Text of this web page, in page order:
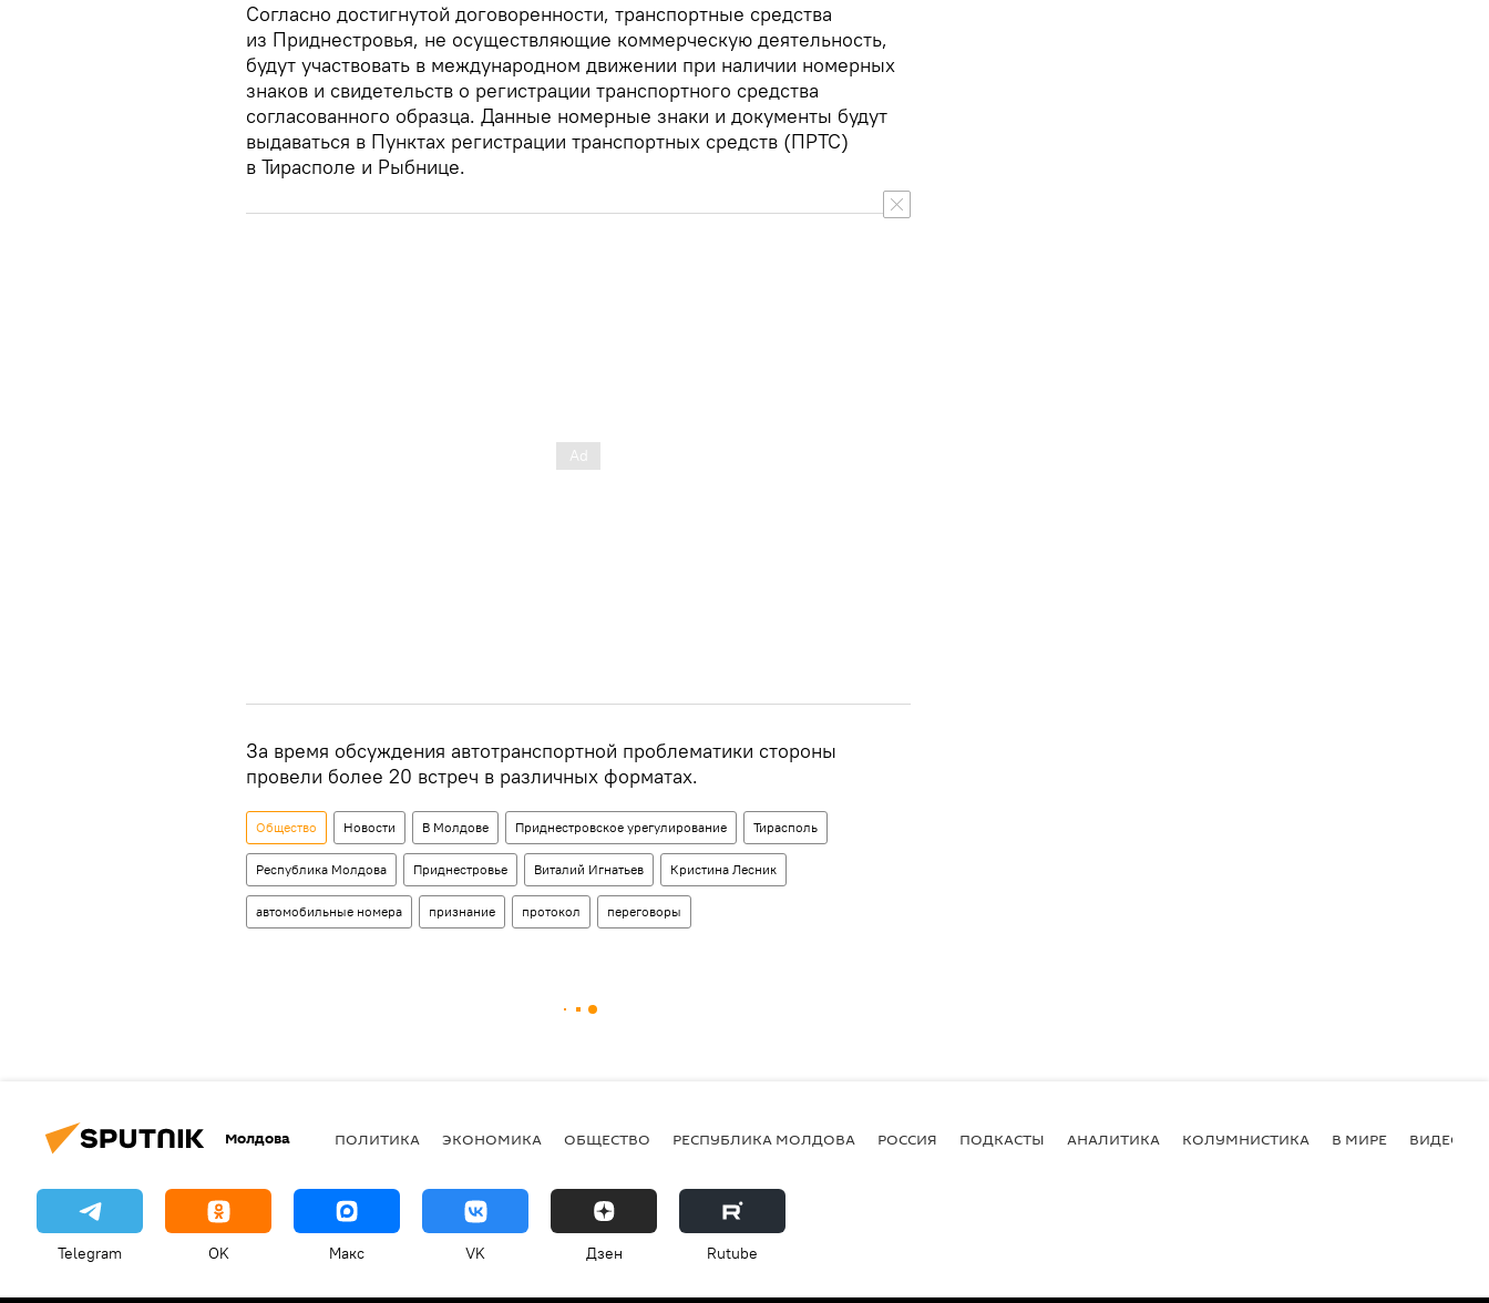
Согласно достигнутой договоренности, транспортные средства
из Приднестровья, не осуществляющие коммерческую деятельность,
будут участвовать в международном движении при наличии номерных
знаков и свидетельств о регистрации транспортного средства
согласованного образца. Данные номерные знаки и документы будут
выдаваться в Пунктах регистрации транспортных средств (ПРТС)
в Тирасполе и Рыбнице.
За время обсуждения автотранспортной проблематики стороны
провели более 20 встреч в различных форматах.
Общество Новости В Молдове Приднестровское урегулирование Тирасполь
Республика Молдова Приднестровье Виталий Игнатьев Кристина Лесник
автомобильные номера признание протокол переговоры
Молдова ПОЛИТИКА ЭКОНОМИКА ОБЩЕСТВО РЕСПУБЛИКА МОЛДОВА РОССИЯ ПОДКАСТЫ АНАЛИТИКА КОЛУМНИСТИКА В МИРЕ ВИДЕО
Telegram OK Макс VK Дзен Rutube